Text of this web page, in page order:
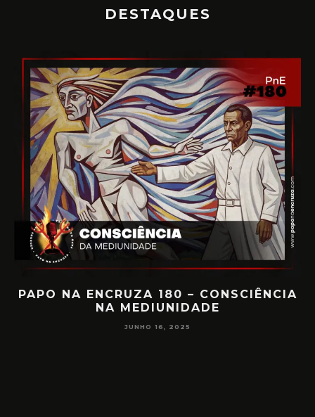
DESTAQUES
PAPO NA ENCRUZA 180 – CONSCIÊNCIA
NA MEDIUNIDADE
JUNHO 16, 2025